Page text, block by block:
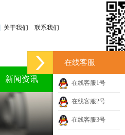
联系我们
关于我们
新闻资讯
在线客服
在线客服1号
在线客服2号
在线客服3号